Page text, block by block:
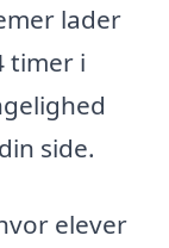
lader
timer i
side.
elever